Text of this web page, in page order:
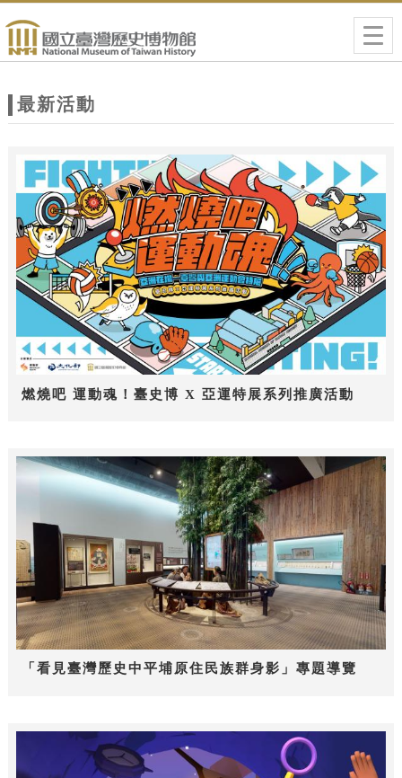
站最新活動
燃燒吧 運動魂！臺史博 X 亞運特展系列推廣活動
「看見臺灣歷史中平埔原住民族群身影」專題導覽